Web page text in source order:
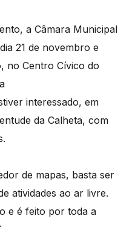
a Câmara Municipal
21 de novembro e
no Centro Cívico do
interessado, em
da Calheta, com
de mapas, basta ser
atividades ao ar livre.
e é feito por toda a